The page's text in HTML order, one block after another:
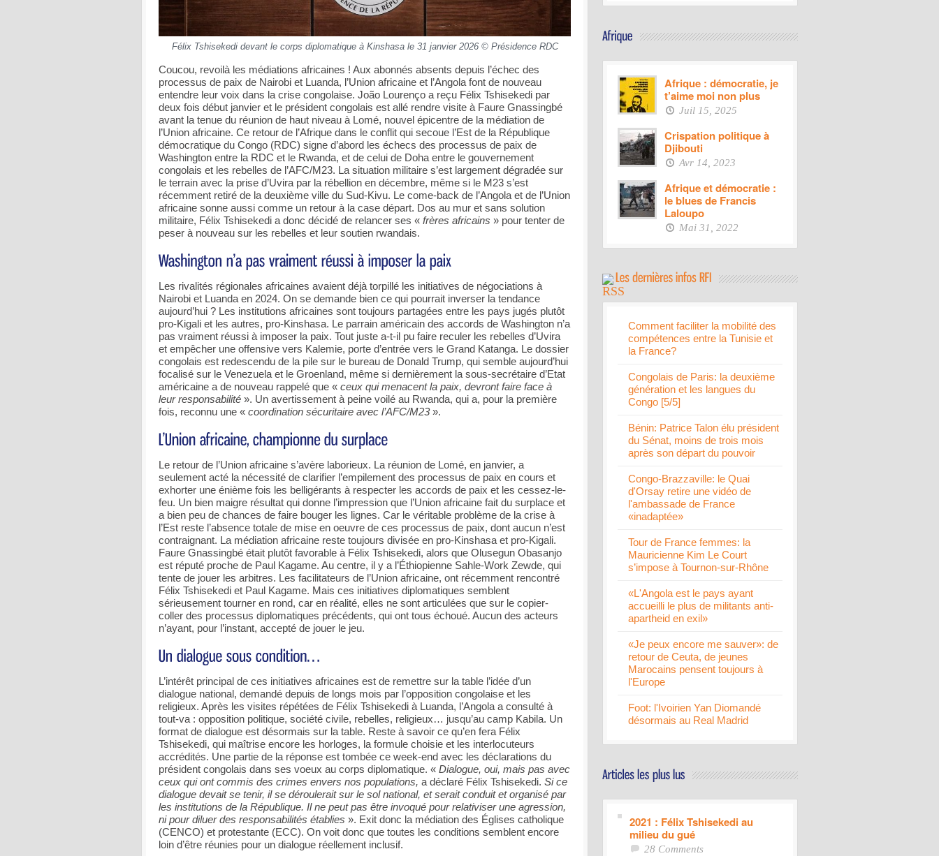
Félix Tshisekedi devant le corps diplomatique à Kinshasa le 31 janvier 2026 © Présidence RDC
Coucou, revoilà les médiations africaines ! Aux abonnés absents depuis l’échec des
processus de paix de Nairobi et Luanda, l’Union africaine et l’Angola font de nouveau
entendre leur voix dans la crise congolaise. João Lourenço a reçu Félix Tshisekedi par
deux fois début janvier et le président congolais est allé rendre visite à Faure Gnassingbé
avant la tenue du réunion de haut niveau à Lomé, nouvel épicentre de la médiation de
l’Union africaine. Ce retour de l’Afrique dans le conflit qui secoue l’Est de la République
démocratique du Congo (RDC) signe d’abord les échecs des processus de paix de
Washington entre la RDC et le Rwanda, et de celui de Doha entre le gouvernement
congolais et les rebelles de l’AFC/M23. La situation militaire s’est largement dégradée sur
le terrain avec la prise d’Uvira par la rébellion en décembre, même si le M23 s’est
récemment retiré de la deuxième ville du Sud-Kivu. Le come-back de l’Angola et de l’Union
africaine sonne aussi comme un retour à la case départ. Dos au mur et sans solution
militaire, Félix Tshisekedi a donc décidé de relancer ses « frères africains » pour tenter de
peser à nouveau sur les rebelles et leur soutien rwandais.
Les rivalités régionales africaines avaient déjà torpillé les initiatives de négociations à
Nairobi et Luanda en 2024. On se demande bien ce qui pourrait inverser la tendance
aujourd’hui ? Les institutions africaines sont toujours partagées entre les pays jugés plutôt
pro-Kigali et les autres, pro-Kinshasa. Le parrain américain des accords de Washington n’a
pas vraiment réussi à imposer la paix. Tout juste a-t-il pu faire reculer les rebelles d’Uvira
et empêcher une offensive vers Kalemie, porte d’entrée vers le Grand Katanga. Le dossier
congolais est redescendu de la pile sur le bureau de Donald Trump, qui semble aujourd’hui
focalisé sur le Venezuela et le Groenland, même si dernièrement la sous-secrétaire d’Etat
américaine a de nouveau rappelé que « ceux qui menacent la paix, devront faire face à
leur responsabilité ». Un avertissement à peine voilé au Rwanda, qui a, pour la première
fois, reconnu une « coordination sécuritaire avec l’AFC/M23».
Le retour de l’Union africaine s’avère laborieux. La réunion de Lomé, en janvier, a
seulement acté la nécessité de clarifier l’empilement des processus de paix en cours et
exhorter une énième fois les belligérants à respecter les accords de paix et les cessez-le-
feu. Un bien maigre résultat qui donne l’impression que l’Union africaine fait du surplace et
a bien peu de chances de faire bouger les lignes. Car le véritable problème de la crise à
l’Est reste l’absence totale de mise en oeuvre de ces processus de paix, dont aucun n’est
contraignant. La médiation africaine reste toujours divisée en pro-Kinshasa et pro-Kigali.
Faure Gnassingbé était plutôt favorable à Félix Tshisekedi, alors que Olusegun Obasanjo
est réputé proche de Paul Kagame. Au centre, il y a l’Éthiopienne Sahle-Work Zewde, qui
tente de jouer les arbitres. Les facilitateurs de l’Union africaine, ont récemment rencontré
Félix Tshisekedi et Paul Kagame. Mais ces initiatives diplomatiques semblent
sérieusement tourner en rond, car en réalité, elles ne sont articulées que sur le copier-
coller des processus diplomatiques précédents, qui ont tous échoué. Aucun des acteurs
n’ayant, pour l’instant, accepté de jouer le jeu.
L’intérêt principal de ces initiatives africaines est de remettre sur la table l’idée d’un
dialogue national, demandé depuis de longs mois par l’opposition congolaise et les
religieux. Après les visites répétées de Félix Tshisekedi à Luanda, l’Angola a consulté à
tout-va : opposition politique, société civile, rebelles, religieux… jusqu’au camp Kabila. Un
format de dialogue est désormais sur la table. Reste à savoir ce qu’en fera Félix
Tshisekedi, qui maîtrise encore les horloges, la formule choisie et les interlocuteurs
accrédités. Une partie de la réponse est tombée ce week-end avec les déclarations du
président congolais dans ses voeux au corps diplomatique. « Dialogue, oui, mais pas avec
ceux qui ont commis des crimes envers nos populations, a déclaré Félix Tshisekedi. Si ce
dialogue devait se tenir, il se déroulerait sur le sol national, et serait conduit et organisé par
les institutions de la République. Il ne peut pas être invoqué pour relativiser une agression,
ni pour diluer des responsabilités établies ». Exit donc la médiation des Églises catholique
(CENCO) et protestante (ECC). On voit donc que toutes les conditions semblent encore
loin d’être réunies pour un dialogue réellement inclusif.
Afrique : démocratie, je
t’aime moi non plus
Juil 15, 2025
Crispation politique à
Djibouti
Avr 14, 2023
Afrique et démocratie :
le blues de Francis
Laloupo
Mai 31, 2022
Comment faciliter la mobilité des
compétences entre la Tunisie et
la France?
Congolais de Paris: la deuxième
génération et les langues du
Congo [5/5]
Bénin: Patrice Talon élu président
du Sénat, moins de trois mois
après son départ du pouvoir
Congo-Brazzaville: le Quai
d'Orsay retire une vidéo de
l'ambassade de France
«inadaptée»
Tour de France femmes: la
Mauricienne Kim Le Court
s’impose à Tournon-sur-Rhône
«L'Angola est le pays ayant
accueilli le plus de militants anti-
apartheid en exil»
«Je peux encore me sauver»: de
retour de Ceuta, de jeunes
Marocains pensent toujours à
l'Europe
Foot: l'Ivoirien Yan Diomandé
désormais au Real Madrid
2021 : Félix Tshisekedi au
milieu du gué
28 Comments